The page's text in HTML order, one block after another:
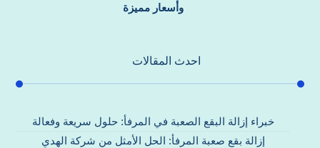
وأسعار مميزة
احدث المقالات
خبراء إزالة البقع الصعبة في المرفأ: حلول سريعة وفعالة
إزالة بقع صعبة المرفأ: الحل الأمثل من شركة الهدي